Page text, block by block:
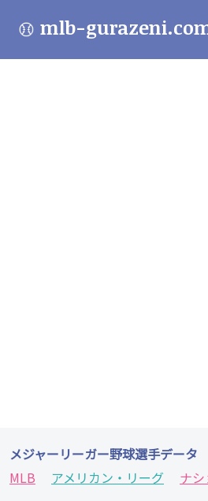
mlb-
メジャーリーガー野球選手データ
MLB
アメリカン・リーグ
ナ